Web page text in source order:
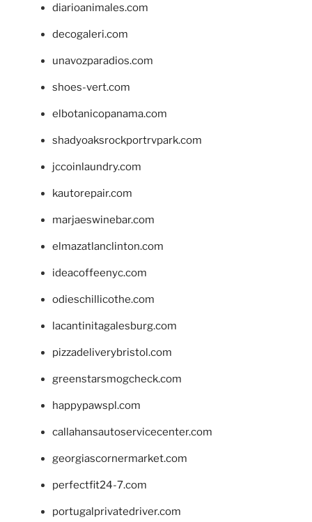
diarioanimales.com
decogaleri.com
unavozparadios.com
shoes-vert.com
elbotanicopanama.com
shadyoaksrockportrvpark.com
jccoinlaundry.com
kautorepair.com
marjaeswinebar.com
elmazatlanclinton.com
ideacoffeenyc.com
odieschillicothe.com
lacantinitagalesburg.com
pizzadeliverybristol.com
greenstarsmogcheck.com
happypawspl.com
callahansautoservicecenter.com
georgiascornermarket.com
perfectfit24-7.com
portugalprivatedriver.com